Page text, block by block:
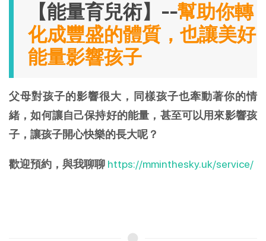
【能量育兒術】--幫助你轉
化成豐盛的體質，也讓美好
能量影響孩子
父母對孩子的影響很大，同樣孩子也牽動著你的情
緒，如何讓自己保持好的能量，甚至可以用來影響孩
子，讓孩子開心快樂的長大呢？
歡迎預約，與我聊聊 https://mminthesky.uk/service/